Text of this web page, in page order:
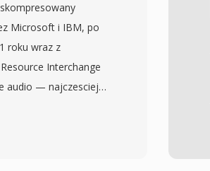
zaleta to natywna
instrumentow
cennym
Choc platforma
pozostaja istotne dla
zachowujacych
Microsoft i IBM, po
roku wraz z
Interchange
audio — najczesciej
(LPCM) — wraz z